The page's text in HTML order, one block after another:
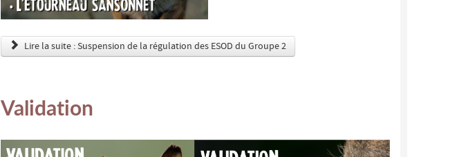
Lire la suite : Suspension de la régulation des ESOD du Groupe 2
Validation